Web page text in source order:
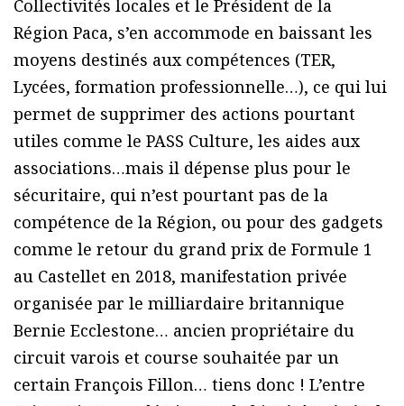
Collectivités locales et le Président de la
Région Paca, s’en accommode en baissant les
moyens destinés aux compétences (TER,
Lycées, formation professionnelle…), ce qui lui
permet de supprimer des actions pourtant
utiles comme le PASS Culture, les aides aux
associations…mais il dépense plus pour le
sécuritaire, qui n’est pourtant pas de la
compétence de la Région, ou pour des gadgets
comme le retour du grand prix de Formule 1
au Castellet en 2018, manifestation privée
organisée par le milliardaire britannique
Bernie Ecclestone… ancien propriétaire du
circuit varois et course souhaitée par un
certain François Fillon… tiens donc ! L’entre